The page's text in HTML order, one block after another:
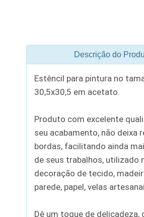
Descrição do
Estêncil para pintura no
30,5x30,5 em acetato.
Produto com excelente
seu acabamento, não deixa
bordas, facilitando ainda
de seus trabalhos, utilizado
decoração de tecido,
parede, papel, velas
Dê um toque de delicadeza,